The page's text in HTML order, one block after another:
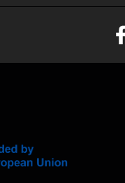
Decidim Ljubljana at